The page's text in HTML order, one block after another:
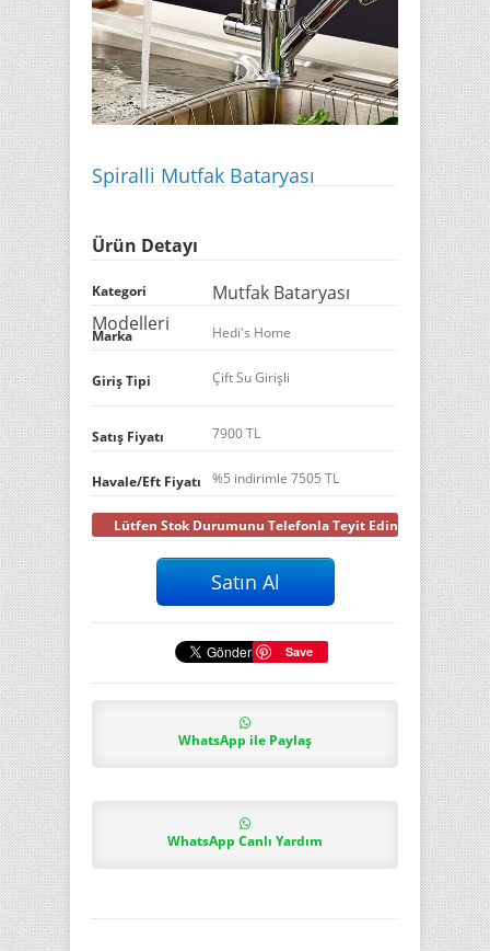
Spiralli Mutfak Bataryası
Ürün Detayı
Kategori
Mutfak Bataryası
Modelleri
Marka Hedi's Home
Giriş Tipi Çift Su Girişli
Satış Fiyatı 7900 TL
Havale/Eft Fiyatı %5 indirimle 7505 TL
Lütfen Stok Durumunu Telefonla Teyit Ediniz
Save
WhatsApp ile Paylaş
WhatsApp Canlı Yardım